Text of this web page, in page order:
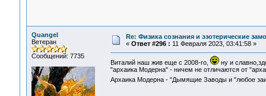
Quangel
Ветеран
Сообщений: 7735
Re: Физика сознания и эзотерические
« Ответ #296 : 11 Февраля 2023, 03:41:58 »
Виталий наш жив еще с 2008-го,
ну и
"архаика Модерна" - ничем не отличаются от
Архаика Модерна - "Дымящие Заводы и "любое